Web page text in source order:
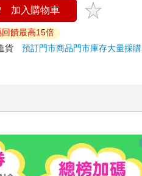
加入購物車
饋最高15倍
貨預訂門市商品門市庫存大量採購